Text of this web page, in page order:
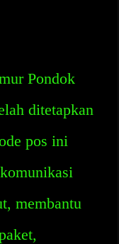
Pondok
ditetapkan
pos ini
membantu